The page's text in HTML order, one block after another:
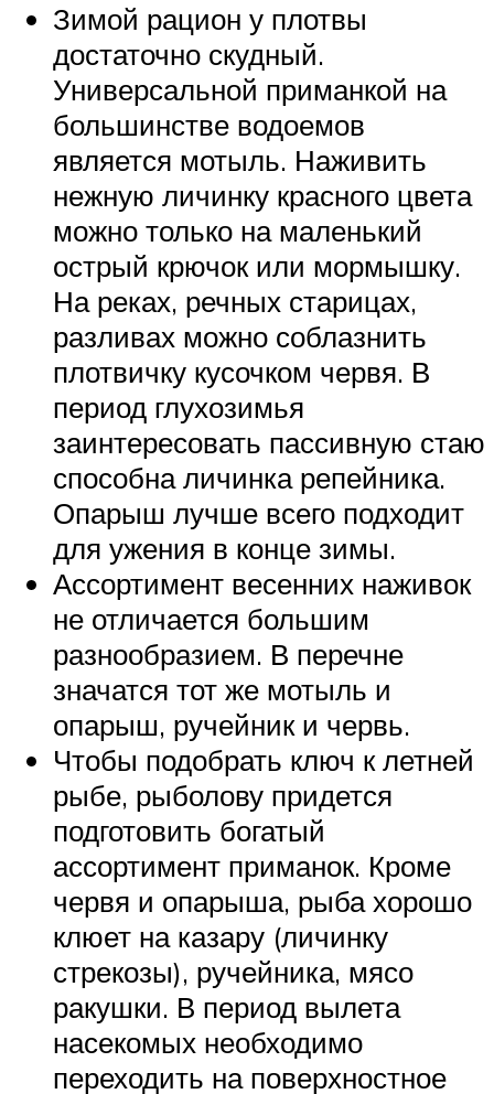
Зимой рацион у плотвы
достаточно скудный.
Универсальной приманкой на
большинстве водоемов
является мотыль. Наживить
нежную личинку красного цвета
можно только на маленький
острый крючок или мормышку.
На реках, речных старицах,
разливах можно соблазнить
плотвичку кусочком червя. В
период глухозимья
заинтересовать пассивную стаю
способна личинка репейника.
Опарыш лучше всего подходит
для ужения в конце зимы.
Ассортимент весенних наживок
не отличается большим
разнообразием. В перечне
значатся тот же мотыль и
опарыш, ручейник и червь.
Чтобы подобрать ключ к летней
рыбе, рыболову придется
подготовить богатый
ассортимент приманок. Кроме
червя и опарыша, рыба хорошо
клюет на казару (личинку
стрекозы), ручейника, мясо
ракушки. В период вылета
насекомых необходимо
переходить на поверхностное